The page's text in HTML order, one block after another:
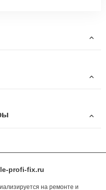
profi-fix.ru
на ремонте и